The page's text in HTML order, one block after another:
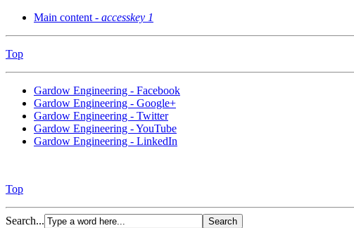
Main content - accesskey 1
Top
Gardow Engineering - Facebook
Gardow Engineering - Google+
Gardow Engineering - Twitter
Gardow Engineering - YouTube
Gardow Engineering - LinkedIn
Top
Search...